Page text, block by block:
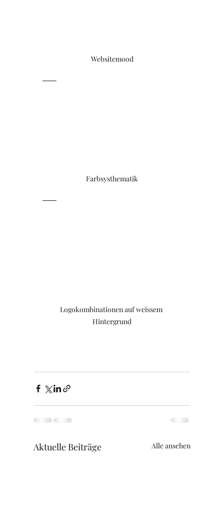
Websitemood
Farbsysthematik
Logokombinationen auf weissem
Hintergrund
Aktuelle Beiträge Alle ansehen